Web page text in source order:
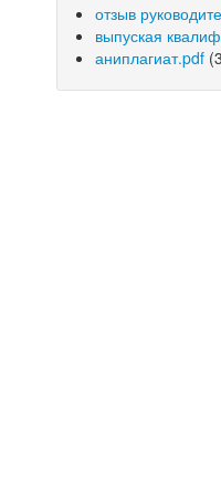
отзыв
выпуская
аниплагиат.pdf